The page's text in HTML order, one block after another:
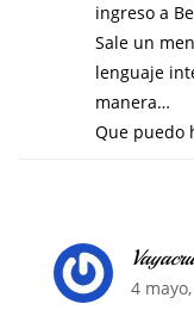
ingreso a
Sale un
lenguaje
manera…
Que puedo
4